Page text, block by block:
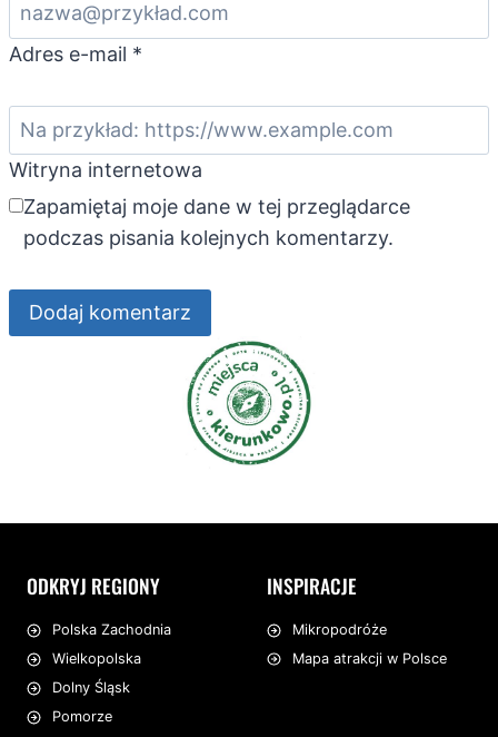
Adres e-mail *
Witryna internetowa
Zapamiętaj moje dane w tej przeglądarce
podczas pisania kolejnych komentarzy.
ODKRYJ REGIONY
Polska Zachodnia
Wielkopolska
Dolny Śląsk
Pomorze
INSPIRACJE
Mikropodróże
Mapa atrakcji w Polsce